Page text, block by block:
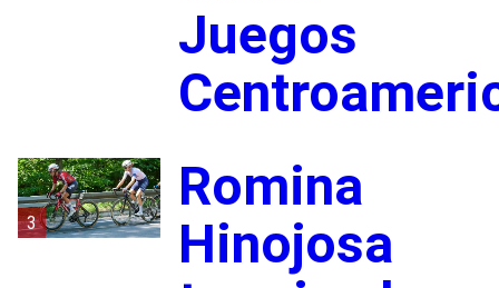
Juegos
3
Romina
Hinojosa